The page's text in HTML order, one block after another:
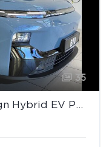
35
Leapmotor B 10 2026 Design Hybrid EV Panorama